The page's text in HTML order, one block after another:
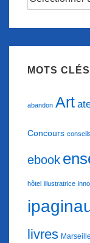
MOTS CLÉS
abandon Art
Concours conseils
ebook
hôtel illustratrice
livres Marseille